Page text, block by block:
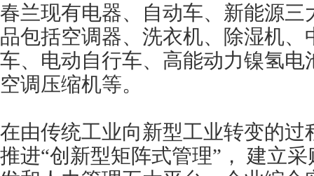
春兰现有电器、自动车、新能源三
品包括空调器、洗衣机、除湿机、
车、电动自行车、高能动力镍氢电
空调压缩机等。
在由传统工业向新型工业转变的过
推进“创新型矩阵式管理”， 建立